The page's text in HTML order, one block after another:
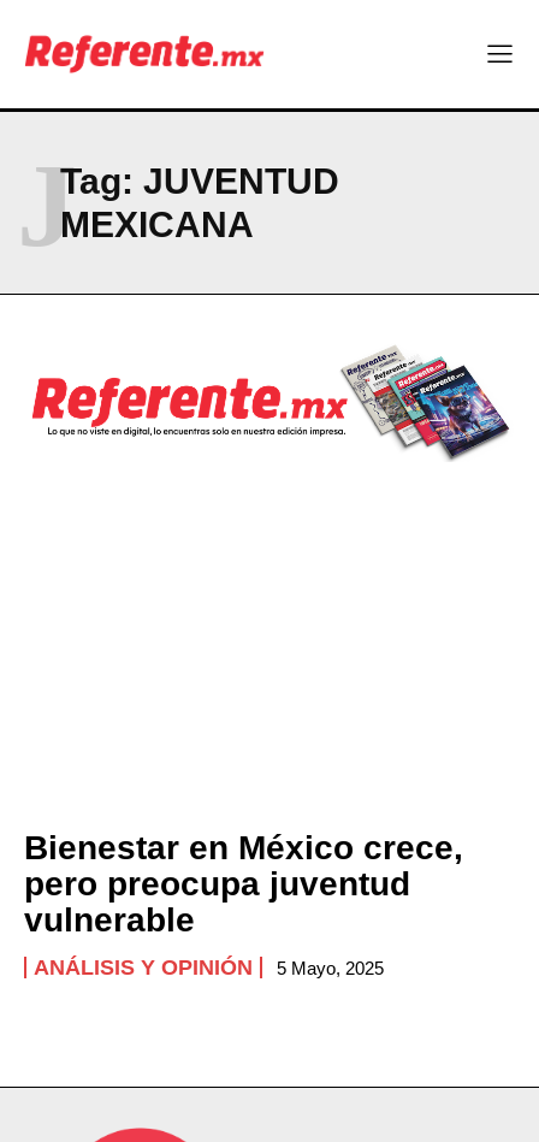
Company
ABOUT
PRIVACY POLICY
NEWSLETTER
Tag: JUVENTUD
MEXICANA
J
Bienestar en México crece,
pero preocupa juventud
vulnerable
ANÁLISIS Y OPINIÓN 5 Mayo, 2025